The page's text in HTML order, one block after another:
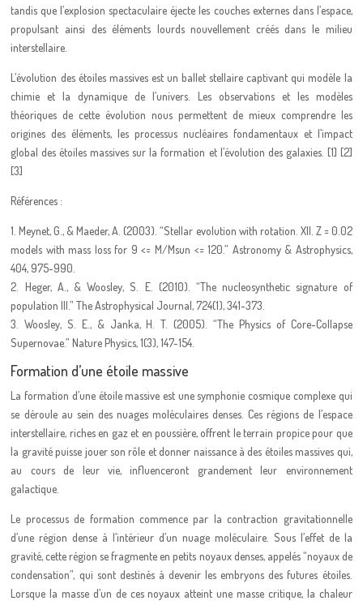
tandis que l’explosion spectaculaire éjecte les couches externes dans l’espace,
propulsant ainsi des éléments lourds nouvellement créés dans le milieu
interstellaire.
L’évolution des étoiles massives est un ballet stellaire captivant qui modèle la
chimie et la dynamique de l’univers. Les observations et les modèles
théoriques de cette évolution nous permettent de mieux comprendre les
origines des éléments, les processus nucléaires fondamentaux et l’impact
global des étoiles massives sur la formation et l’évolution des galaxies. [1] [2]
[3]
Références :
1. Meynet, G., & Maeder, A. (2003). “Stellar evolution with rotation. XII. Z = 0.02
models with mass loss for 9 <= M/Msun <= 120.” Astronomy & Astrophysics,
404, 975-990.
2. Heger, A., & Woosley, S. E. (2010). “The nucleosynthetic signature of
population III.” The Astrophysical Journal, 724(1), 341-373.
3. Woosley, S. E., & Janka, H. T. (2005). “The Physics of Core-Collapse
Supernovae.” Nature Physics, 1(3), 147-154.
Formation d’une étoile massive
La formation d’une étoile massive est une symphonie cosmique complexe qui
se déroule au sein des nuages moléculaires denses. Ces régions de l’espace
interstellaire, riches en gaz et en poussière, offrent le terrain propice pour que
la gravité puisse jouer son rôle et donner naissance à des étoiles massives qui,
au cours de leur vie, influenceront grandement leur environnement
galactique.
Le processus de formation commence par la contraction gravitationnelle
d’une région dense à l’intérieur d’un nuage moléculaire. Sous l’effet de la
gravité, cette région se fragmente en petits noyaux denses, appelés “noyaux de
condensation”, qui sont destinés à devenir les embryons des futures étoiles.
Lorsque la masse d’un de ces noyaux atteint une masse critique, la chaleur